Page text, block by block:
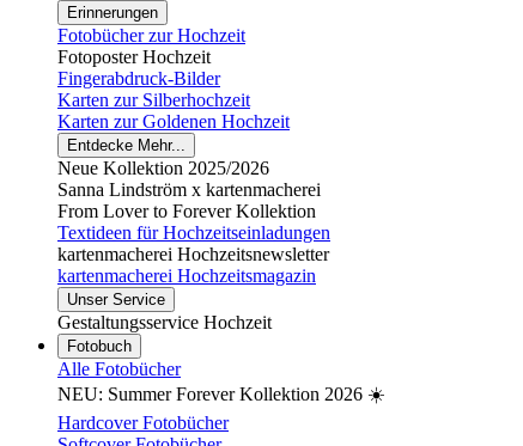
Erinnerungen
Fotobücher zur Hochzeit
Fotoposter Hochzeit
Fingerabdruck-Bilder
Karten zur Silberhochzeit
Karten zur Goldenen Hochzeit
Entdecke Mehr...
Neue Kollektion 2025/2026
Sanna Lindström x kartenmacherei
From Lover to Forever Kollektion
Textideen für Hochzeitseinladungen
kartenmacherei Hochzeitsnewsletter
kartenmacherei Hochzeitsmagazin
Unser Service
Gestaltungsservice Hochzeit
Fotobuch
Alle Fotobücher
NEU: Summer Forever Kollektion 2026 ☀️
Hardcover Fotobücher